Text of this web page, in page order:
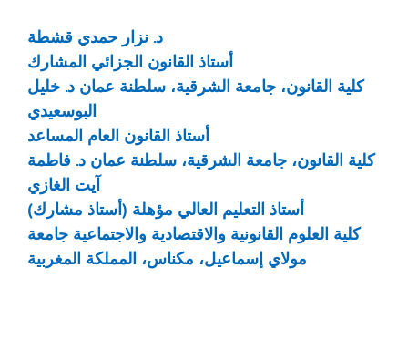
د. نزار حمدي قشطة
أستاذ القانون الجزائي المشارك
كلية القانون، جامعة الشرقية، سلطنة عمان د. خليل
البوسعيدي
أستاذ القانون العام المساعد
كلية القانون، جامعة الشرقية، سلطنة عمان د. فاطمة
آيت الغازي
أستاذ التعليم العالي مؤهلة (أستاذ مشارك)
كلية العلوم القانونية والاقتصادية والاجتماعية جامعة
مولاي إسماعيل، مكناس، المملكة المغربية